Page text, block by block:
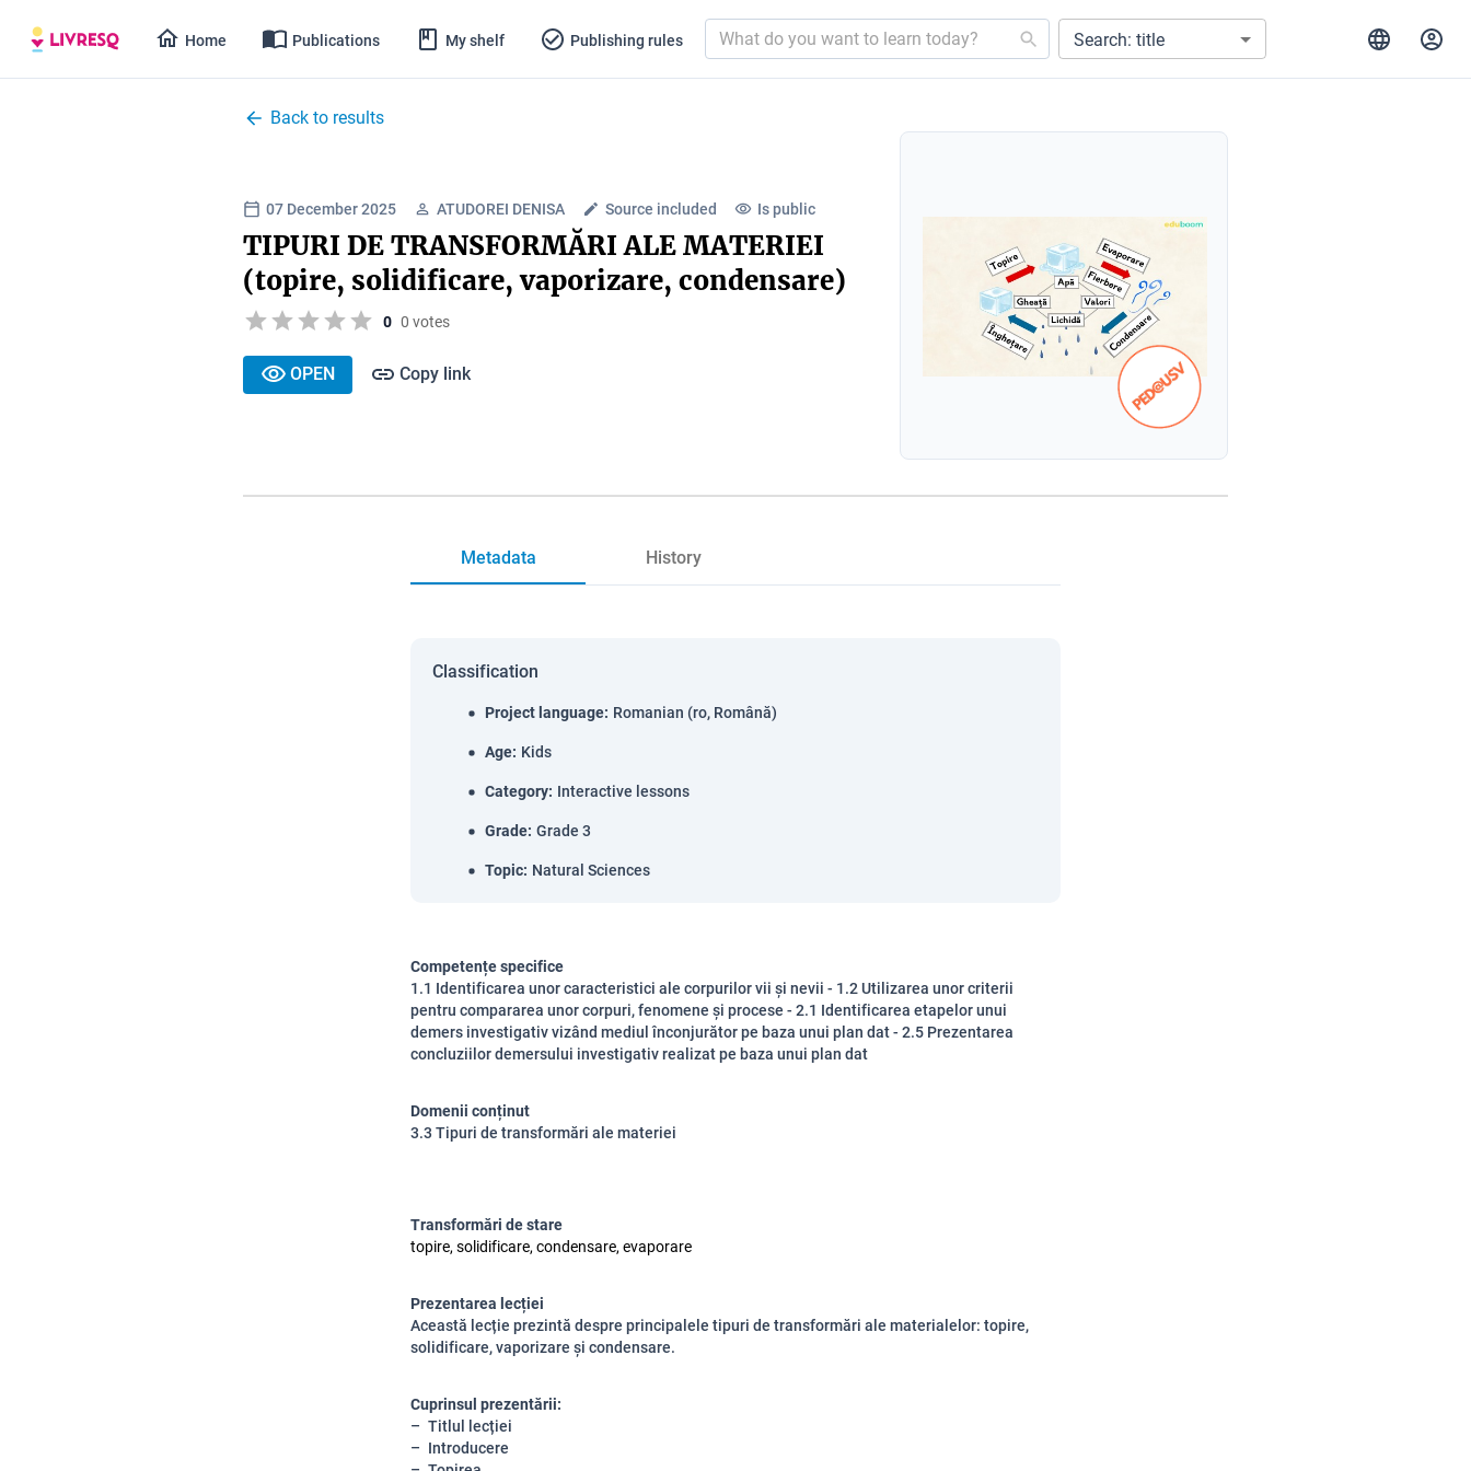
Home Publications My shelf Publishing rules Search: title
Back to results
07 December 2025 ATUDOREI DENISA Source included Is public
TIPURI DE TRANSFORMĂRI ALE MATERIEI
(topire, solidificare, vaporizare, condensare)
0 0 votes
OPEN Copy link
Metadata History
Classification
Project language: Romanian (ro, Română)
Age: Kids
Category: Interactive lessons
Grade: Grade 3
Topic: Natural Sciences
Competențe specifice
1.1 Identificarea unor caracteristici ale corpurilor vii și nevii - 1.2 Utilizarea unor criterii
pentru compararea unor corpuri, fenomene și procese - 2.1 Identificarea etapelor unui
demers investigativ vizând mediul înconjurător pe baza unui plan dat - 2.5 Prezentarea
concluziilor demersului investigativ realizat pe baza unui plan dat
Domenii conținut
3.3 Tipuri de transformări ale materiei
Transformări de stare
topire, solidificare, condensare, evaporare
Prezentarea lecției
Această lecție prezintă despre principalele tipuri de transformări ale materialelor: topire,
solidificare, vaporizare și condensare.
Cuprinsul prezentării:
Titlul lecției
Introducere